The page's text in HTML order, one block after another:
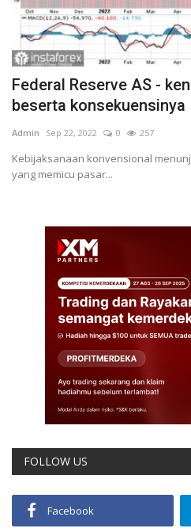
kalender ekonomi
Gallery
Forum
Language
English Indonesia
Federal Reserve AS -
beserta konsekuensinya
Admin Sep 22, 2022 0 257
Kebijaksanaan konvensional
yang memicu pasar...
FOLLOW US
Facebook